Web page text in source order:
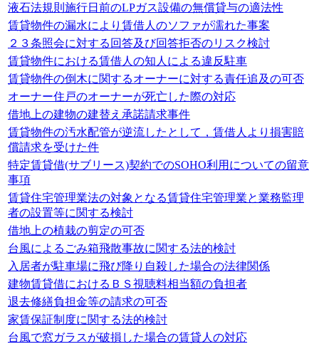
液石法規則施行日前のLPガス設備の無償貸与の適法性
賃貸物件の漏水により賃借人のソファが濡れた事案
２３条照会に対する回答及び回答拒否のリスク検討
賃貸物件における賃借人の知人による違反駐車
賃貸物件の倒木に関するオーナーに対する責任追及の可否
オーナー住戸のオーナーが死亡した際の対応
借地上の建物の建替え承諾請求事件
賃貸物件の汚水配管が逆流したとして，賃借人より損害賠
償請求を受けた件
特定賃貸借(サブリース)契約でのSOHO利用についての留意
事項
賃貸住宅管理業法の対象となる賃貸住宅管理業と業務監理
者の設置等に関する検討
借地上の植栽の剪定の可否
台風によるごみ箱飛散事故に関する法的検討
入居者が駐車場に飛び降り自殺した場合の法律関係
建物賃貸借におけるＢＳ視聴料相当額の負担者
退去修繕負担金等の請求の可否
家賃保証制度に関する法的検討
台風で窓ガラスが破損した場合の賃貸人の対応